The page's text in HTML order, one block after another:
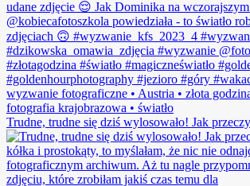
Trudne, trudne się dziś wylosowało! Jak